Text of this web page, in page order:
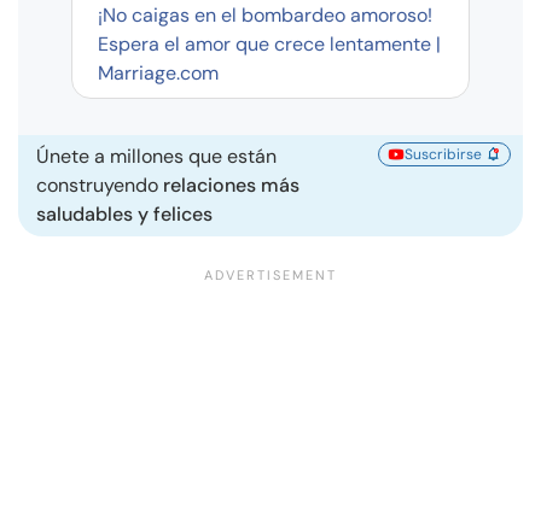
¡No caigas en el bombardeo amoroso!
Espera el amor que crece lentamente |
Marriage.com
Únete a millones que están
construyendo relaciones más
saludables y felices
Suscribirse